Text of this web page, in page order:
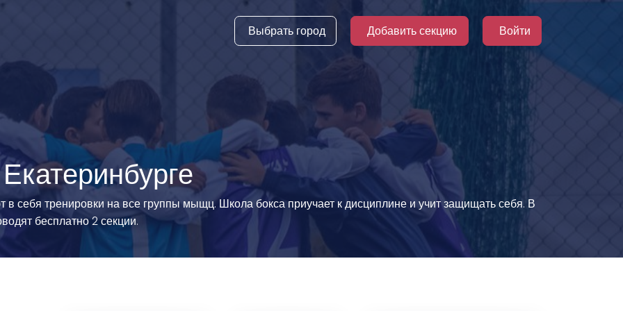
виды
спорт
спорта
Выбрать город Добавить секцию Войти
в себя тренировки на все группы мыщц. Школа бокса приучает к дисциплине и учит защищать себя. В
бесплатно 2 секции.